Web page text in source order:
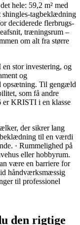
hele: 59,2 m² med
shingles-tagbeklædning
deciderede flerbrugs-
træningsrum –
om alt fra større
stor investering, og
og
opsætning. Til gengæld
som få andre
er KRISTI i en klasse
der sikrer lang
til en værdi
· Rummelighed på
eller hobbyrum.
være en barriere for
håndværksmæssig
til professionel
den rigtige